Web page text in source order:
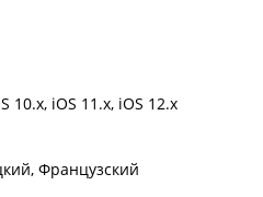
10.x, iOS 11.x, iOS 12.x
Французский